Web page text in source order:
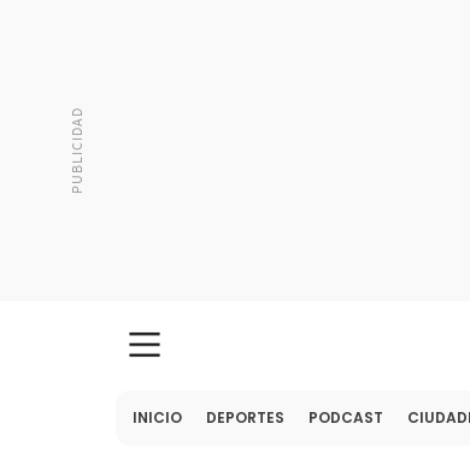
INICIO DEPORTES PODCAST